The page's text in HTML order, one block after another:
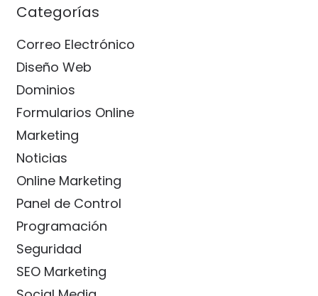
Categorías
Correo Electrónico
Diseño Web
Dominios
Formularios Online
Marketing
Noticias
Online Marketing
Panel de Control
Programación
Seguridad
SEO Marketing